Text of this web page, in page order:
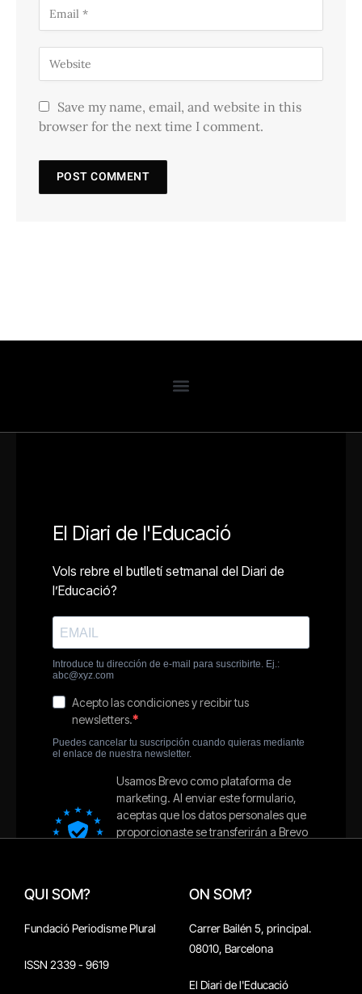
Save my name, email, and website in this
browser for the next time I comment.
QUI SOM?
Fundació Periodisme Plural
ISSN 2339 - 9619
ON SOM?
Carrer Bailén 5, principal.
08010, Barcelona
El Diari de l'Educació